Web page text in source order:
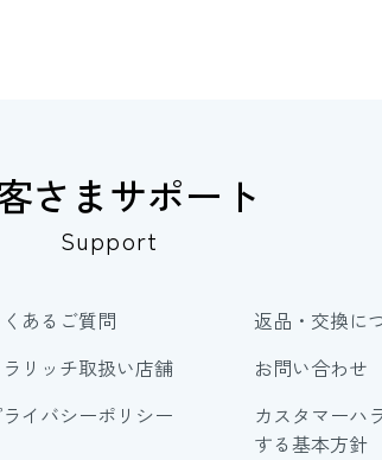
さまサポート
Support
くあるご質問 返品・交換に
ライバシーポリシー
カスタマーハ
する基本方針
リッチ取扱い店舗 お問い合わせ